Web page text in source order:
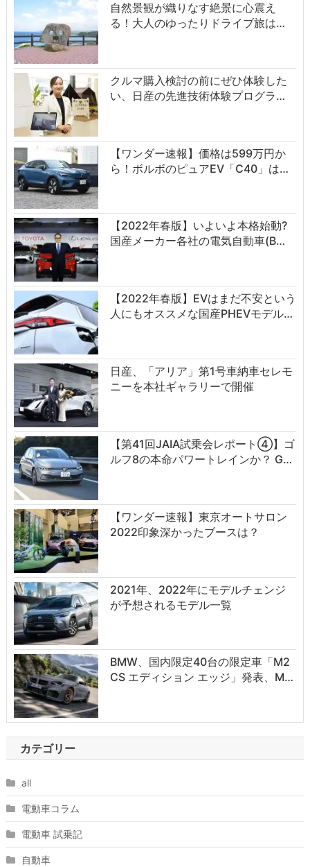
自然景観が織りなす絶景に心震え
る！大人のゆったりドライブ旅は…
クルマ購入検討の前にぜひ体験した
い、日産の先進技術体験プログラ…
【ワンダー速報】価格は599万円か
ら！ボルボのピュアEV「C40」は…
【2022年春版】いよいよ本格始動?
国産メーカー各社の電気自動車(B…
【2022年春版】EVはまだ不安という
人にもオススメな国産PHEVモデル…
日産、「アリア」第1号車納車セレモ
ニーを本社ギャラリーで開催
【第41回JAIA試乗会レポート④】ゴ
ルフ8の本命パワートレインか？ G…
【ワンダー速報】東京オートサロン
2022印象深かったブースは？
2021年、2022年にモデルチェンジ
が予想されるモデル一覧
BMW、国内限定40台の限定車「M2
CS エディション エッジ」発表、M…
カテゴリー
all
電動車コラム
電動車 試乗記
自動車